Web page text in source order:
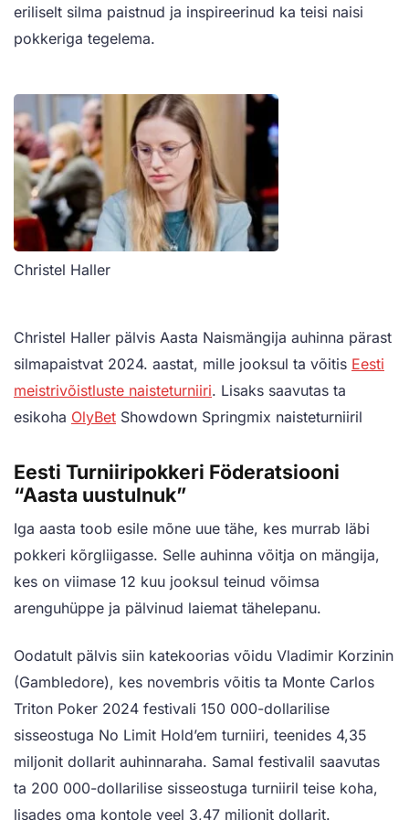
eriliselt silma paistnud ja inspireerinud ka teisi naisi
pokkeriga tegelema.
Christel Haller
Christel Haller pälvis Aasta Naismängija auhinna pärast
silmapaistvat 2024. aastat, mille jooksul ta võitis Eesti
meistrivõistluste naisteturniiri. Lisaks saavutas ta
esikoha OlyBet Showdown Springmix naisteturniiril
Eesti Turniiripokkeri Föderatsiooni
“Aasta uustulnuk”
Iga aasta toob esile mõne uue tähe, kes murrab läbi
pokkeri kõrgliigasse. Selle auhinna võitja on mängija,
kes on viimase 12 kuu jooksul teinud võimsa
arenguhüppe ja pälvinud laiemat tähelepanu.
Oodatult pälvis siin katekoorias võidu Vladimir Korzinin
(Gambledore), kes novembris võitis ta Monte Carlos
Triton Poker 2024 festivali 150 000-dollarilise
sisseostuga No Limit Hold’em turniiri, teenides 4,35
miljonit dollarit auhinnaraha. Samal festivalil saavutas
ta 200 000-dollarilise sisseostuga turniiril teise koha,
lisades oma kontole veel 3,47 miljonit dollarit.